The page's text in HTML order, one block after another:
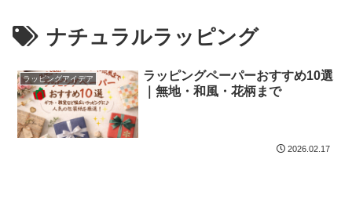
ナチュラルラッピング
ラッピングアイデア
ラッピングペーパーおすすめ10選
｜無地・和風・花柄まで
2026.02.17